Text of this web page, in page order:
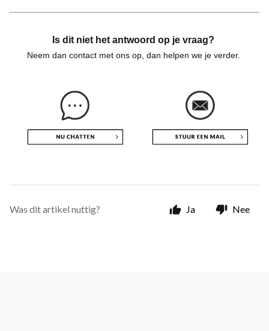
Is dit niet het antwoord op je vraag?
Neem dan contact met ons op, dan helpen we je verder.
Was dit artikel nuttig? Ja Nee